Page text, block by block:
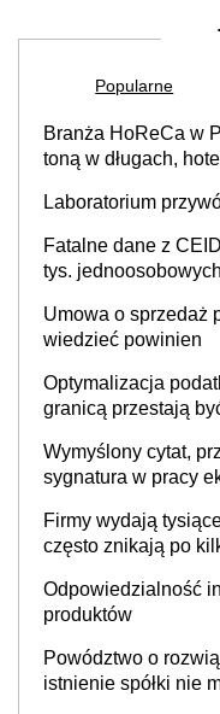
Popularne
Branża HoReCa w
toną w długach,
Laboratorium
Fatalne dane z
tys.
Umowa o sprzedaż
wiedzieć powinien
Optymalizacja
granicą przestają
Wymyślony cytat,
sygnatura w pracy
Firmy wydają
często znikają po
Odpowiedzialność
produktów
Powództwo o
istnienie spółki nie